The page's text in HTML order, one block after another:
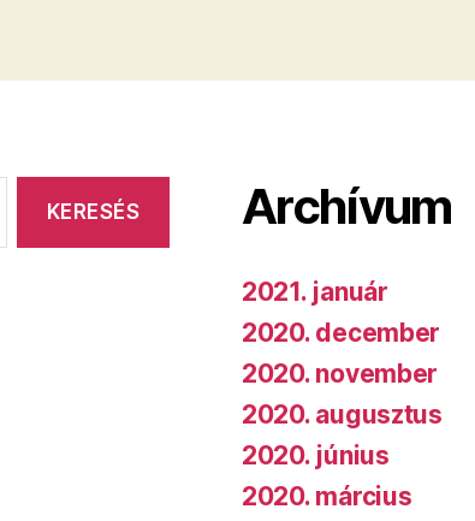
Archívum
2021. január
2020. december
2020. november
2020. augusztus
2020. június
2020. március